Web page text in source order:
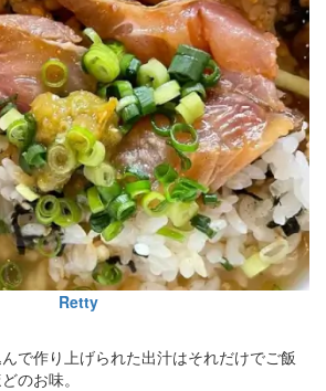
Retty
で作り上げられた出汁はそれだけでご飯
のお味。